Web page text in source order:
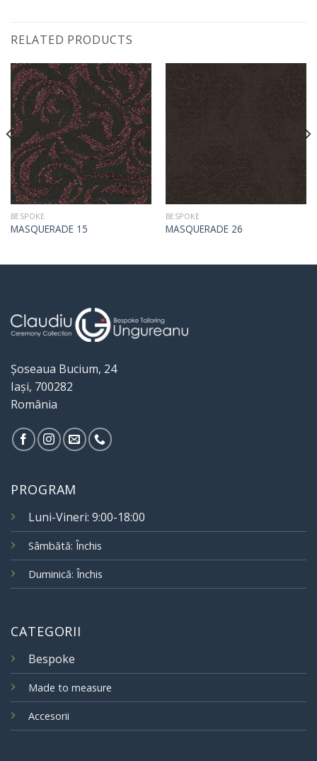
RELATED PRODUCTS
BESPOKE
MASQUERADE 15
BESPOKE
MASQUERADE 26
Șoseaua Bucium, 24
Iași, 700282
România
PROGRAM
Luni-Vineri: 9:00-18:00
Sâmbătă: Închis
Duminică: Închis
CATEGORII
Bespoke
Made to measure
Accesorii